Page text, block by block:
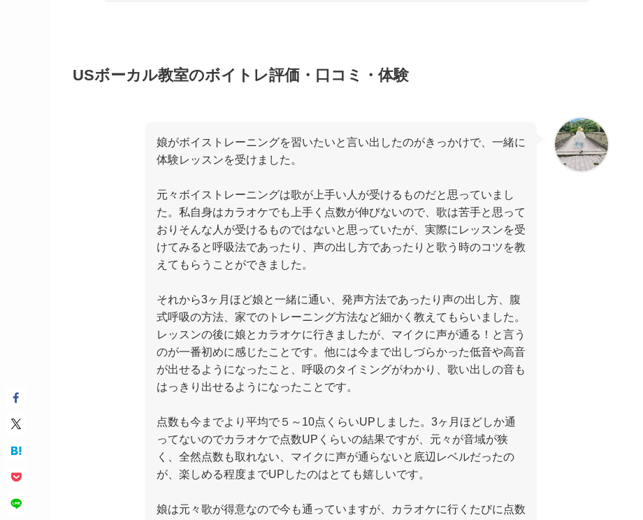
USボーカル教室のボイトレ評価・口コミ・体験
娘がボイストレーニングを習いたいと言い出したのがきっかけで、一緒に
体験レッスンを受けました。
元々ボイストレーニングは歌が上手い人が受けるものだと思っていまし
た。私自身はカラオケでも上手く点数が伸びないので、歌は苦手と思って
おりそんな人が受けるものではないと思っていたが、実際にレッスンを受
けてみると呼吸法であったり、声の出し方であったりと歌う時のコツを教
えてもらうことができました。
それから3ヶ月ほど娘と一緒に通い、発声方法であったり声の出し方、腹
式呼吸の方法、家でのトレーニング方法など細かく教えてもらいました。
レッスンの後に娘とカラオケに行きましたが、マイクに声が通る！と言う
のが一番初めに感じたことです。他には今まで出しづらかった低音や高音
が出せるようになったこと、呼吸のタイミングがわかり、歌い出しの音も
はっきり出せるようになったことです。
点数も今までより平均で５～10点くらいUPしました。3ヶ月ほどしか通
ってないのでカラオケで点数UPくらいの結果ですが、元々が音域が狭
く、全然点数も取れない、マイクに声が通らないと底辺レベルだったの
が、楽しめる程度までUPしたのはとても嬉しいです。
娘は元々歌が得意なので今も通っていますが、カラオケに行くたびに点数